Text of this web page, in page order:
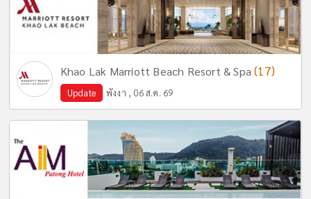
Khao Lak Marriott Beach Resort & Spa(17)
Update พังงา , 06 ส.ค. 69